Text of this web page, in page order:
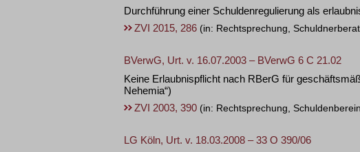
Durchführung einer Schuldenregulierung als
ZVI 2015, 286 (in: Rechtsprechung,
BVerwG, Urt. v. 16.07.2003 – BVerwG 6 C 21.02
Keine Erlaubnispflicht nach RBerG für
Nehemia“)
ZVI 2003, 390 (in: Rechtsprechung,
LG Köln, Urt. v. 18.03.2008 – 33 O 390/06